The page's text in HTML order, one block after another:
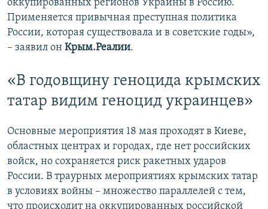
оккупированных регионов Украины в Россию.
Применяется привычная преступная политика
России, которая существовала и в советские годы»,
– заявил он Крым.Реалии.
«В годовщину геноцида крымских
татар видим геноцид украинцев»
Основные мероприятия 18 мая проходят в Киеве,
областных центрах и городах, где нет российских
войск, но сохраняется риск ракетных ударов
России. В траурных мероприятиях крымских татар
в условиях войны – множество параллелей с тем,
что происходит на оккупированных российской